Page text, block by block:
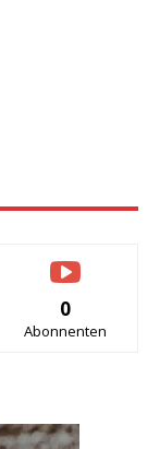
0
Abonnenten